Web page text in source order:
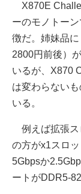
X870E
ーのモノトー
徴だ。姉妹品
2800円前後）
いるが、X870
は変わらない
いる。
例えば拡張ス
の方がx1スロ
5Gbpsか
ートがDDR5-